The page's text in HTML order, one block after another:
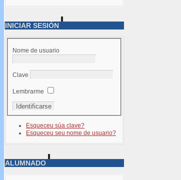
INICIAR SESIÓN
Nome de usuario
Clave
Lembrarme
Esqueceu súa clave?
Esqueceu seu nome de usuario?
ALUMNADO